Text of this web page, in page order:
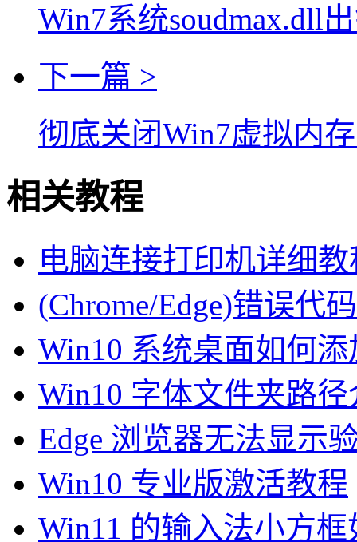
Win7系统soudmax.dll
下一篇 >
彻底关闭Win7虚拟内
相关教程
电脑连接打印机详细教
(Chrome/Edge)错误代
Win10 系统桌面如何
Win10 字体文件夹路径
Edge 浏览器无法显示
Win10 专业版激活教程
Win11 的输入法小方